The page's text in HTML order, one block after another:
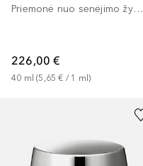
Priemonė nuo senėjimo žymių
226,00 €
40 ml (5,65 € / 1 ml)